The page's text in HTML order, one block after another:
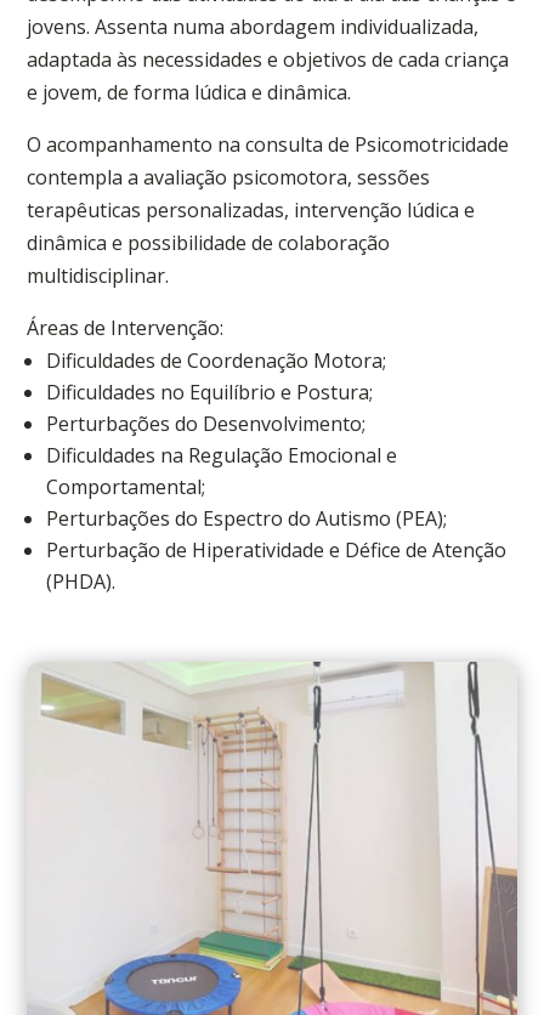
jovens. Assenta numa abordagem individualizada,
adaptada às necessidades e objetivos de cada criança
e jovem, de forma lúdica e dinâmica.
O acompanhamento na consulta de Psicomotricidade
contempla a avaliação psicomotora, sessões
terapêuticas personalizadas, intervenção lúdica e
dinâmica e possibilidade de colaboração
multidisciplinar.
Áreas de Intervenção:
Dificuldades de Coordenação Motora;
Dificuldades no Equilíbrio e Postura;
Perturbações do Desenvolvimento;
Dificuldades na Regulação Emocional e
Comportamental;
Perturbações do Espectro do Autismo (PEA);
Perturbação de Hiperatividade e Défice de Atenção
(PHDA).